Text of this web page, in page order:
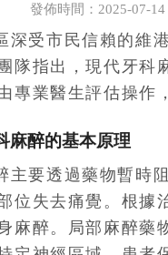
發佈時間：2025-07-14
深受市民信賴的維
隊指出，現代牙科
專業醫生評估操作
麻醉的基本原理
主要透過藥物暫時
位失去痛覺。根據
麻醉。局部麻醉藥